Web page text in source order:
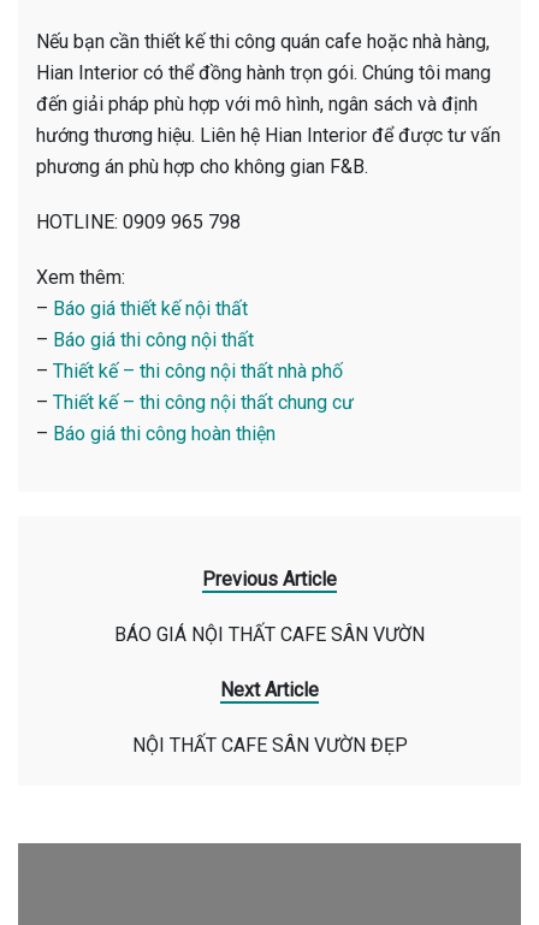
Nếu bạn cần thiết kế thi công quán cafe hoặc nhà hàng,
Hian Interior có thể đồng hành trọn gói. Chúng tôi mang
đến giải pháp phù hợp với mô hình, ngân sách và định
hướng thương hiệu. Liên hệ Hian Interior để được tư vấn
phương án phù hợp cho không gian F&B.
HOTLINE: 0909 965 798
Xem thêm:
– Báo giá thiết kế nội thất
– Báo giá thi công nội thất
– Thiết kế – thi công nội thất nhà phố
– Thiết kế – thi công nội thất chung cư
– Báo giá thi công hoàn thiện
Previous Article
BÁO GIÁ NỘI THẤT CAFE SÂN VƯỜN
Next Article
NỘI THẤT CAFE SÂN VƯỜN ĐẸP